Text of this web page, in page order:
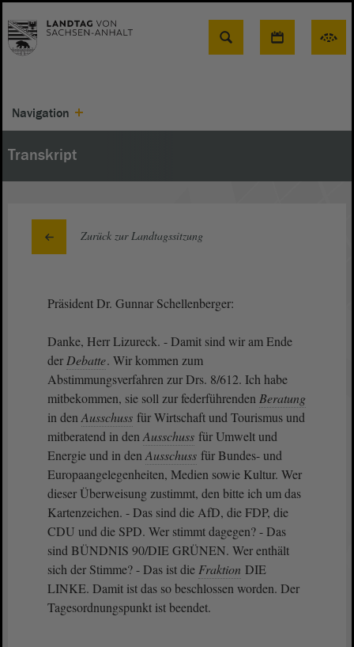
Suche
Navigation
Transkript
Zurück zur Landtagssitzung
Präsident Dr. Gunnar Schellenberger:
Danke, Herr Lizureck. - Damit sind wir am Ende
der Debatte. Wir kommen zum
Abstimmungsverfahren zur Drs. 8/612. Ich habe
mitbekommen, sie soll zur federführenden Beratung
in den Ausschuss für Wirtschaft und Tourismus und
mitberatend in den Ausschuss für Umwelt und
Energie und in den Ausschuss für Bundes- und
Europaangelegenheiten, Medien sowie Kultur. Wer
dieser Überweisung zustimmt, den bitte ich um das
Kartenzeichen. - Das sind die AfD, die FDP, die
CDU und die SPD. Wer stimmt dagegen? - Das
sind BÜNDNIS 90/DIE GRÜNEN. Wer enthält
sich der Stimme? - Das ist die Fraktion DIE
LINKE. Damit ist das so beschlossen worden. Der
Tagesordnungspunkt ist beendet.